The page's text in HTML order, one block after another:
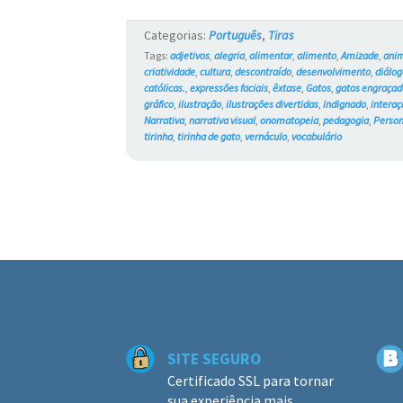
Categorias:Português, Tiras
Tags:adjetivos,alegria,alimentar,alimento,Amizade,
criatividade,cultura,descontraído,desenvolvimento,
católicas.,expressões faciais,êxtase,Gatos,gatos
gráfico,ilustração,ilustrações divertidas,indignado,
Narrativa,narrativa visual,onomatopeia,pedagogia,
tirinha,tirinha de gato,vernáculo,vocabulário
SITE SEGURO
Certificado SSL para tornar